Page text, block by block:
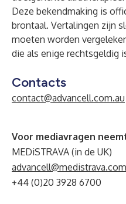
Deze bekendmaking is
brontaal. Vertalingen zijn
moeten worden
die als enige rechtsgeldig
Contacts
contact@advancell.com.au
Voor mediavragen
MEDiSTRAVA (in de UK)
advancell@medistrava.com
+44 (0)20 3928 6700